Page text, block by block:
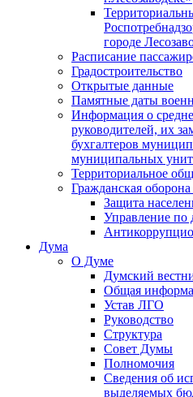
городе
Расписание
Градостроительство
Открытые данные
Памятные даты
Информация о
руководителей, их
бухгалтеров
муниципальных
Территориальное
Гражданская
Защита
Управление
Дума
О Думе
Думский
Общая
Устав ЛГО
Руководство
Структура
Совет Думы
Полномочия
Сведения об
выделяемых